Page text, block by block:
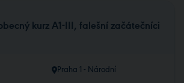
kurz A1-III, falešní začátečníci
Praha 1 - Národní